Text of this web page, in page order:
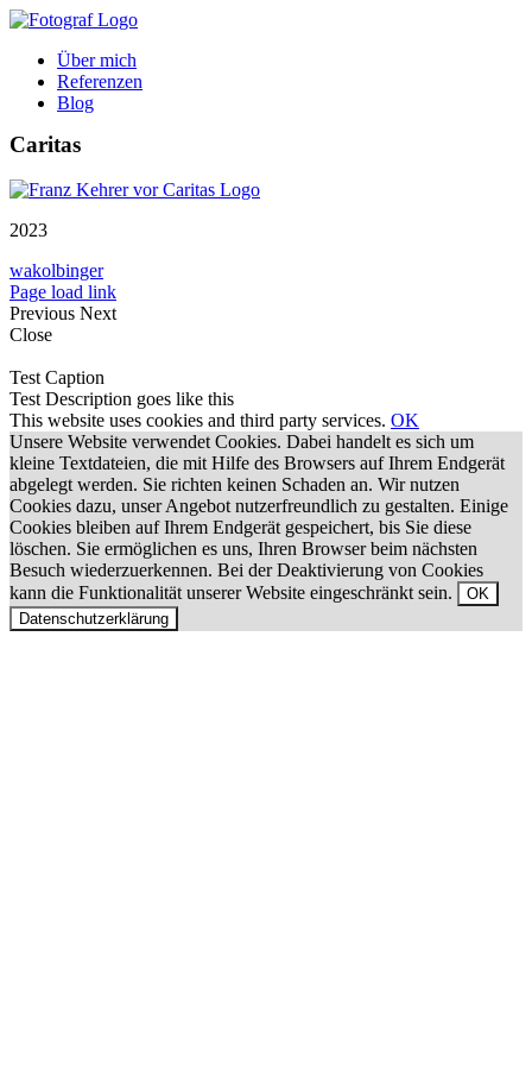
Zum
springenÜber mich
Referenzen
Blog
Caritas
2023
wakolbinger
Page load link
Previous Next
Close
Test Caption
Test Description goes like this
This website uses cookies and third party services. OK
Unsere Website verwendet Cookies. Dabei handelt es sich um
kleine Textdateien, die mit Hilfe des Browsers auf Ihrem Endgerät
abgelegt werden. Sie richten keinen Schaden an. Wir nutzen
Cookies dazu, unser Angebot nutzerfreundlich zu gestalten. Einige
Cookies bleiben auf Ihrem Endgerät gespeichert, bis Sie diese
löschen. Sie ermöglichen es uns, Ihren Browser beim nächsten
Besuch wiederzuerkennen. Bei der Deaktivierung von Cookies
kann die Funktionalität unserer Website eingeschränkt sein.
OK
Datenschutzerklärung